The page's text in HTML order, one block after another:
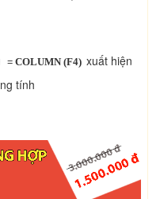
= COLUMN (F4) xuất hiện
tính